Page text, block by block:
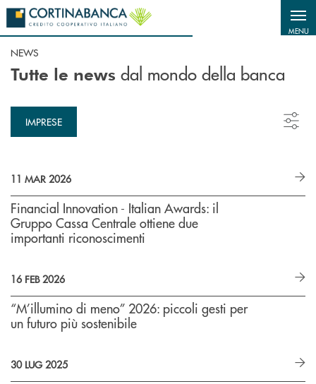
Salta al contenuto principale
MENU
NEWS
Tutte le news dal mondo della banca
IMPRESE
11 MAR 2026
Financial Innovation - Italian Awards: il
Gruppo Cassa Centrale ottiene due
importanti riconoscimenti
16 FEB 2026
“M’illumino di meno” 2026: piccoli gesti per
un futuro più sostenibile
30 LUG 2025